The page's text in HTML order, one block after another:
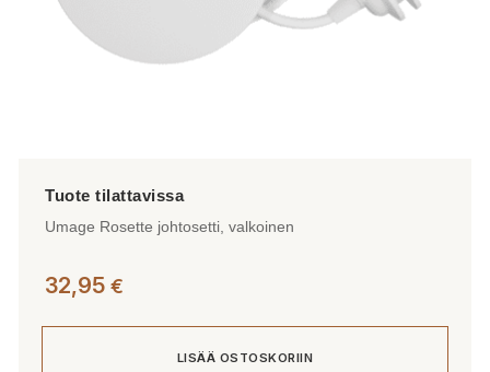
Umage Rosette johtosetti, valkoinen
32,95 €
LISÄÄ OSTOSKORIIN